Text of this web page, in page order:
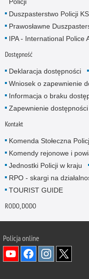
Duszpasterstwo Policji
Prawosławne
IPA - International Police
Dostępność
Deklaracja dostępności
Wniosek o zapewnienie
Informacja o braku
Zapewnienie
Kontakt
Komenda Stołeczna
Komendy rejonowe i
Jednostki Policji w kraju
RPO - skargi na
TOURIST GUIDE
RODO, DODO
Policja online